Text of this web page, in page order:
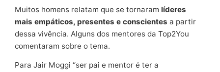
Muitos homens relatam que se tornaram líderes
mais empáticos, presentes e conscientes a partir
dessa vivência. Alguns dos mentores da Top2You
comentaram sobre o tema.
Para Jair Moggi “ser pai e mentor é ter a